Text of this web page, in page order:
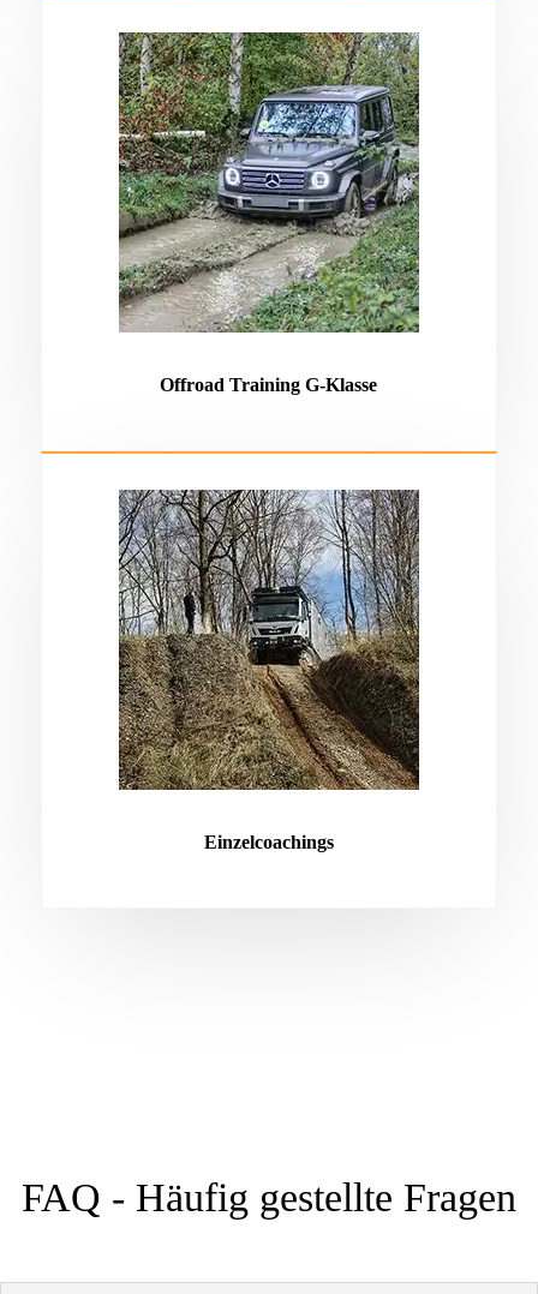
Offroad Training G-Klasse
Einzelcoachings
FAQ - Häufig gestellte Fragen